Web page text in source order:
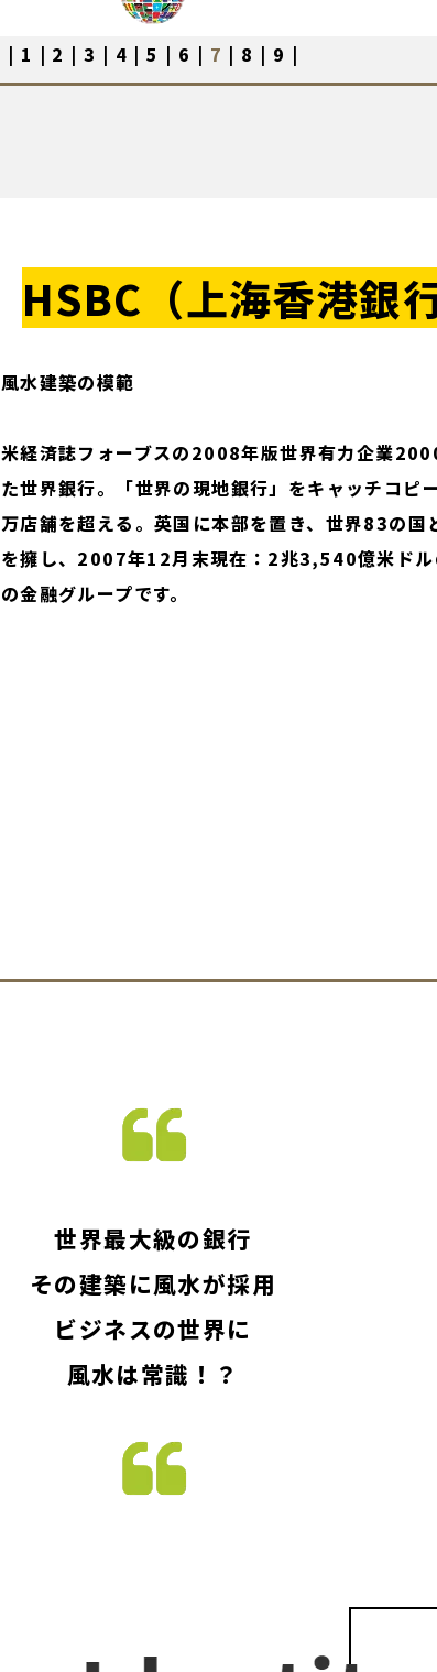
| 1 | 2 | 3 | 4 | 5 | 6 | 7 | 8 | 9 |
HSBC（上海香港銀行
風水建築の模範
米経済誌フォーブスの2008年版世界有力企業
た世界銀行。「世界の現地銀行」をキャッチコピ
万店舗を超える。英国に本部を置き、世界83の国
を擁し、2007年12月末現在：2兆3,540億米ドル
の金融グループです。
世界最大級の銀行
その建築に風水が採用
ビジネスの世界に
風水は常識！？